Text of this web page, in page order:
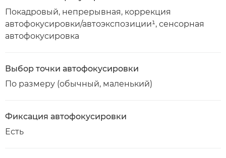
Покадровый, непрерывная, коррекция
автофокусировки/автоэкспозиции¹, сенсорная
автофокусировка
Выбор точки автофокусировки
По размеру (обычный, маленький)
Фиксация автофокусировки
Есть